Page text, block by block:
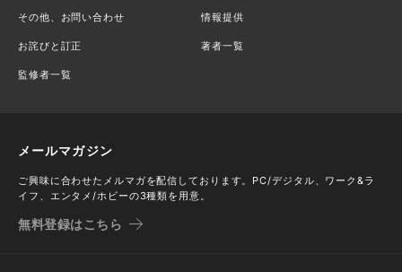
その他、お問い合わせ 情報提供
お詫びと訂正 著者一覧
監修者一覧
メールマガジン
ご興味に合わせたメルマガを配信しております。PC/デジタル、ワーク&ラ
イフ、エンタメ/ホビーの3種類を用意。
無料登録はこちら